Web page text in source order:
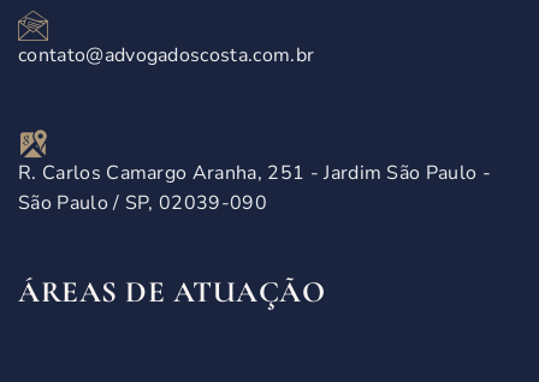
contato@advogadoscosta.com.br
R. Carlos Camargo Aranha, 251 - Jardim São Paulo -
São Paulo / SP, 02039-090
ÁREAS DE ATUAÇÃO